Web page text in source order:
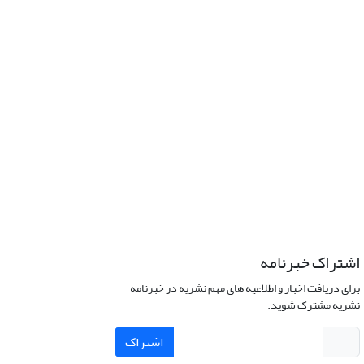
اشتراک خبرنامه
برای دریافت اخبار و اطلاعیه های مهم نشریه در خبرنامه
نشریه مشترک شوید.
اشتراک